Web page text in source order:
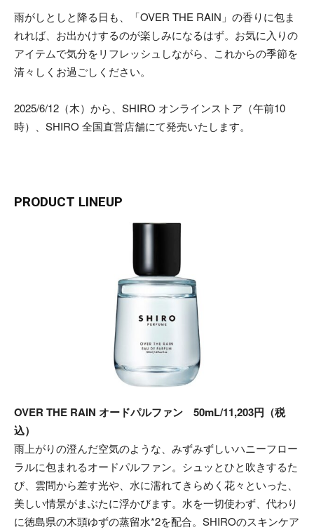
雨がしとしと降る日も、「OVER THE RAIN」の香りに包ま
れれば、お出かけするのが楽しみになるはず。お気に入りの
アイテムで気分をリフレッシュしながら、これからの季節を
清々しくお過ごしください。
2025/6/12（木）から、SHIRO オンラインストア（午前10
時）、SHIRO 全国直営店舗にて発売いたします。
PRODUCT LINEUP
OVER THE RAIN オードパルファン 50mL/11,203円（税
込）
雨上がりの澄んだ空気のような、みずみずしいハニーフロー
ラルに包まれるオードパルファン。シュッとひと吹きするた
び、雲間から差す光や、水に濡れてきらめく花々といった、
美しい情景がまぶたに浮かびます。水を一切使わず、代わり
に徳島県の木頭ゆずの蒸留水*2を配合。SHIROのスキンケア